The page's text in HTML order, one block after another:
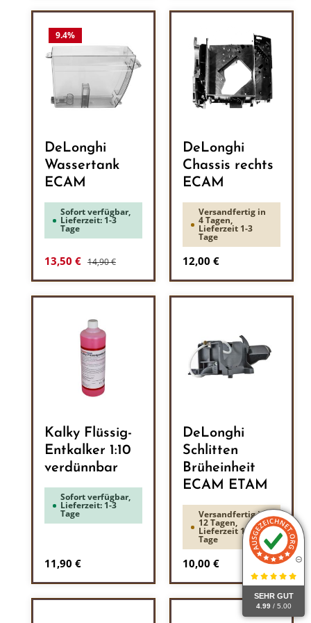
SEHR GUT
4.99 / 5.00
9.4%
DeLonghi
Wassertank
ECAM
Sofort verfügbar,
Lieferzeit: 1-3
Tage
Verkaufspreis:
13,50 € Regulärer Preis:
14,90 €
DeLonghi
Chassis rechts
ECAM
Versandfertig in
4 Tagen,
Lieferzeit 1-3
Tage
Regulärer Preis:
12,00 €
Kalky Flüssig-
Entkalker 1:10
verdünnbar
Sofort verfügbar,
Lieferzeit: 1-3
Tage
Regulärer Preis:
11,90 €
DeLonghi
Schlitten
Brüheinheit
ECAM ETAM
Versandfertig in
12 Tagen,
Lieferzeit 1-3
Tage
Regulärer Preis:
10,00 €